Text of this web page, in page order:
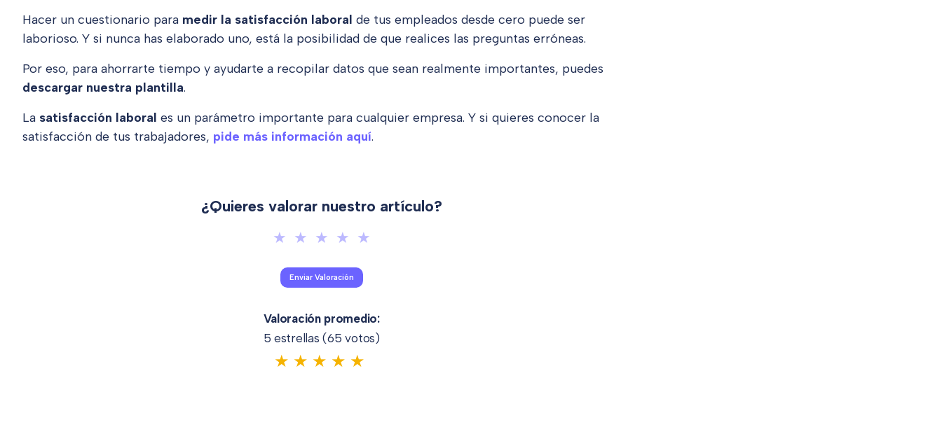
Hacer un cuestionario para medir la satisfacción laboral de tus empleados desde cero puede ser
laborioso. Y si nunca has elaborado uno, está la posibilidad de que realices las preguntas erróneas.
Por eso, para ahorrarte tiempo y ayudarte a recopilar datos que sean realmente importantes, puedes
descargar nuestra plantilla.
La satisfacción laboral es un parámetro importante para cualquier empresa. Y si quieres conocer la
satisfacción de tus trabajadores, pide más información aquí.
¿Quieres valorar nuestro artículo?
Valoración promedio:
5 estrellas (65 votos)
★ ★ ★ ★ ★